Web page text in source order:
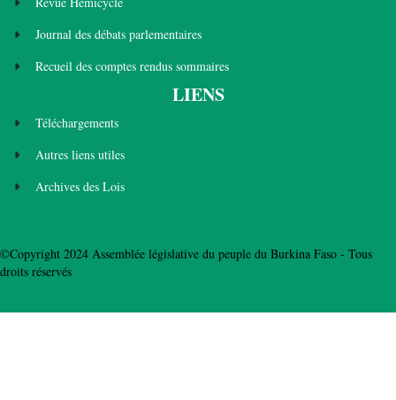
Journal des débats parlementaires
Recueil des comptes rendus sommaires
LIENS
Téléchargements
Autres liens utiles
Archives des Lois
©Copyright 2024 Assemblée législative du peuple du Burkina Faso - Tous
droits réservés